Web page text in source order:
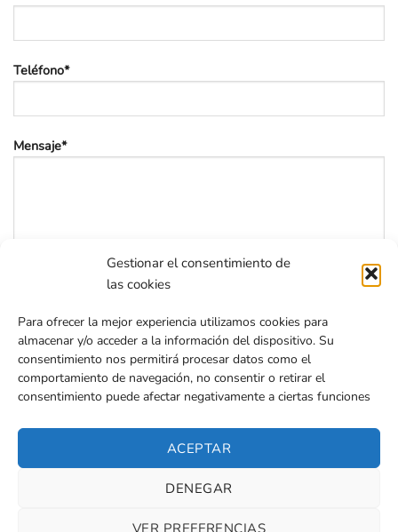
Gestionar el consentimiento de
las cookies
Para ofrecer la mejor experiencia utilizamos cookies para
almacenar y/o acceder a la información del dispositivo. Su
consentimiento nos permitirá procesar datos como el
comportamiento de navegación, no consentir o retirar el
consentimiento puede afectar negativamente a ciertas funciones
ACEPTAR
DENEGAR
VER PREFERENCIAS
Teléfono*
Mensaje*
He leído y acepto lapolítica de privacidad
© 2026 | Diseñada porIparprint
Política de cookies|